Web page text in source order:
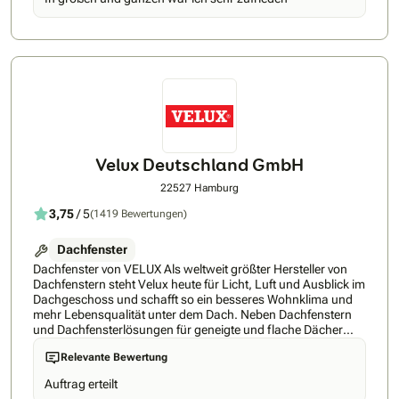
Nischenprodukt Dachfenster entdeckten wir schnell – und
fanden so unsere Bestimmung für den reibungslosen
Weltunternehmen FAKRO. Ob Flensburg oder München – mit
können wir schnelle Reaktionszeiten gewährleisten und
stellen eine flächendeckende Qualität sicher. Unsere
Velux Deutschland GmbH
22527 Hamburg
3,75/ 5(1419 Bewertungen)
Dachfenster
Dachfenster von VELUX Als weltweit größter Hersteller von
Dachfenstern steht Velux heute für Licht, Luft und Ausblick im
Dachgeschoss und schafft so ein besseres Wohnklima und
mehr Lebensqualität unter dem Dach. Neben Dachfenstern
und Dachfensterlösungen für geneigte und flache Dächer
bietet Velux auch Produkte für den Hitze- und Sonnenschutz
sowie Smart Home Lösungen. Entdecken Sie die
Produktvielfalt von VELUX und lassen Sie sich von uns
beraten. Buchen Sie ihre Beratung direkt hier beim VELUX
Relevante Bewertung
Auftrag erteilt